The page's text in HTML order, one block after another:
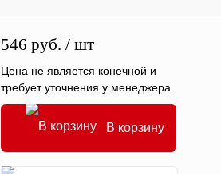
546 руб. / шт
Цена не является конечной и
требует уточнения у менеджера.
В корзину